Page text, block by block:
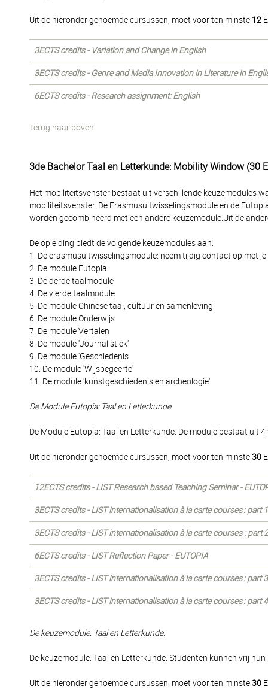
Uit de hieronder genoemde cursussen, moet voor ten minste 12
3ECTS credits - Variation and Change in English
3ECTS credits - Genre and Media Innovation in Literature in
6ECTS credits - Research assignment: English
Terug naar boven
3de Bachelor Taal en Letterkunde: Mobility Window (30
Het mobiliteitsvenster bestaat uit verschillende keuzemodules
mobiliteitsvenster. De Erasmusuitwisselingsmodule en de
worden gecombineerd met een andere keuzemodule.Uit de
De opleiding biedt de volgende keuzemodules aan:
1. De erasmusuitwisselingsmodule: neem tijdig contact op met
2. De module Eutopia
3. De derde taalmodule
4. De vierde taalmodule
5. De module Chinese taal, cultuur en samenleving
6. De module Onderwijs
7. De module Vertalen
8. De module 'Journalistiek'
9. De module 'Geschiedenis
10. De module 'Wijsbegeerte'
11. De module 'kunstgeschiedenis en archeologie'
De Module Eutopia: Taal en Letterkunde
De Module Eutopia: Taal en Letterkunde. De module bestaat uit
Uit de hieronder genoemde cursussen, moet voor ten minste30
12ECTS credits - LIST Research based Teaching Seminar -
3ECTS credits - LIST internationalisation à la carte courses : part
3ECTS credits - LIST internationalisation à la carte courses : part
6ECTS credits - LIST Reflection Paper - EUTOPIA
3ECTS credits - LIST internationalisation à la carte courses : part
3ECTS credits - LIST internationalisation à la carte courses : part
De keuzemodule: Taal en Letterkunde.
De keuzemodule: Taal en Letterkunde. Studenten kunnen vrij
Uit de hieronder genoemde cursussen, moet voor ten minste30